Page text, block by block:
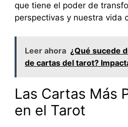
que tiene el poder de
perspectivas y nuestra vida
Leer ahora ¿Qué sucede
de cartas del tarot?
Las Cartas Más
en el Tarot